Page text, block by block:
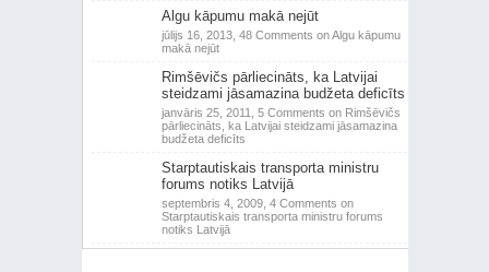
Algu kāpumu makā nejūt
jūlijs 16, 2013, 48 Comments on Algu kāpumu
makā nejūt
Rimšēvičs pārliecināts, ka Latvijai
steidzami jāsamazina budžeta deficīts
janvāris 25, 2011, 5 Comments on Rimšēvičs
pārliecināts, ka Latvijai steidzami jāsamazina
budžeta deficīts
Starptautiskais transporta ministru
forums notiks Latvijā
septembris 4, 2009, 4 Comments on
Starptautiskais transporta ministru forums
notiks Latvijā